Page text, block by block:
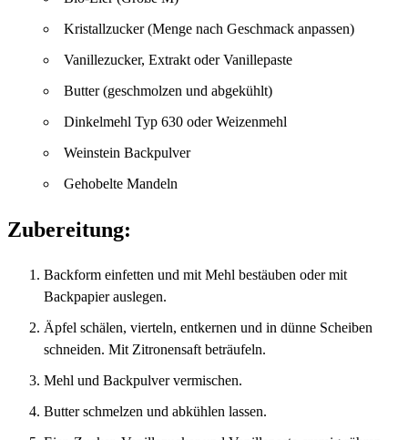
Kristallzucker (Menge nach Geschmack anpassen)
Vanillezucker, Extrakt oder Vanillepaste
Butter (geschmolzen und abgekühlt)
Dinkelmehl Typ 630 oder Weizenmehl
Weinstein Backpulver
Gehobelte Mandeln
Zubereitung:
Backform einfetten und mit Mehl bestäuben oder mit
Backpapier auslegen.
Äpfel schälen, vierteln, entkernen und in dünne Scheiben
schneiden. Mit Zitronensaft beträufeln.
Mehl und Backpulver vermischen.
Butter schmelzen und abkühlen lassen.